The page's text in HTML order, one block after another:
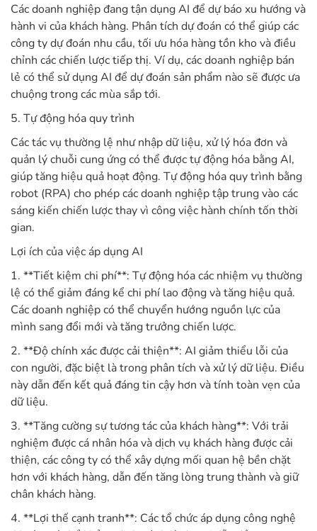
Các doanh nghiệp đang tận dụng AI để dự báo xu hướng và
hành vi của khách hàng. Phân tích dự đoán có thể giúp các
công ty dự đoán nhu cầu, tối ưu hóa hàng tồn kho và điều
chỉnh các chiến lược tiếp thị. Ví dụ, các doanh nghiệp bán
lẻ có thể sử dụng AI để dự đoán sản phẩm nào sẽ được ưa
chuộng trong các mùa sắp tới.
5. Tự động hóa quy trình
Các tác vụ thường lệ như nhập dữ liệu, xử lý hóa đơn và
quản lý chuỗi cung ứng có thể được tự động hóa bằng AI,
giúp tăng hiệu quả hoạt động. Tự động hóa quy trình bằng
robot (RPA) cho phép các doanh nghiệp tập trung vào các
sáng kiến ​​chiến lược thay vì công việc hành chính tốn thời
gian.
Lợi ích của việc áp dụng AI
1. **Tiết kiệm chi phí**: Tự động hóa các nhiệm vụ thường
lệ có thể giảm đáng kể chi phí lao động và tăng hiệu quả.
Các doanh nghiệp có thể chuyển hướng nguồn lực của
mình sang đổi mới và tăng trưởng chiến lược.
2. **Độ chính xác được cải thiện**: AI giảm thiểu lỗi của
con người, đặc biệt là trong phân tích và xử lý dữ liệu. Điều
này dẫn đến kết quả đáng tin cậy hơn và tính toàn vẹn của
dữ liệu.
3. **Tăng cường sự tương tác của khách hàng**: Với trải
nghiệm được cá nhân hóa và dịch vụ khách hàng được cải
thiện, các công ty có thể xây dựng mối quan hệ bền chặt
hơn với khách hàng, dẫn đến tăng lòng trung thành và giữ
chân khách hàng.
4. **Lợi thế cạnh tranh**: Các tổ chức áp dụng công nghệ